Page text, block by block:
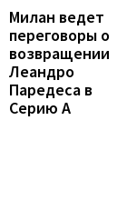
Милан ведет
переговоры о
возвращении
Леандро
Паредеса в
Серию А